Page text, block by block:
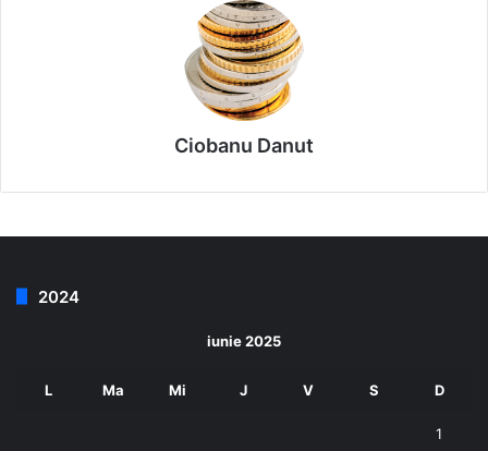
Ciobanu Danut
2024
iunie 2025
L Ma Mi J V S D
1